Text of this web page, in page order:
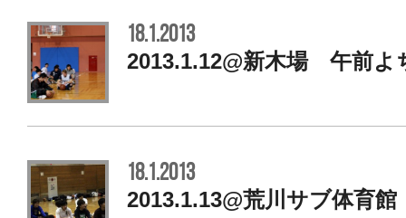
18.1.2013
2013.1.12@新木場 午前
18.1.2013
2013.1.13@荒川サブ体育